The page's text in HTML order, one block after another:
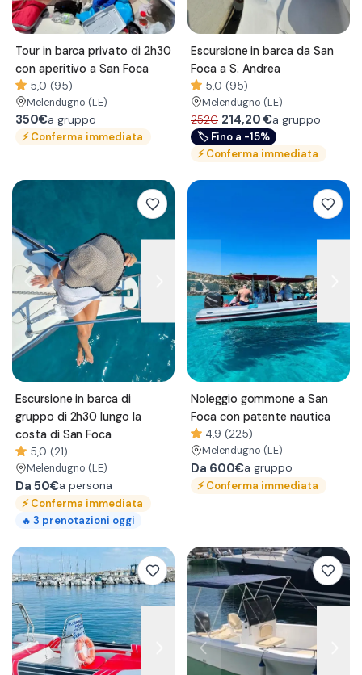
Tour in barca privato di 2h30
con aperitivo a San Foca
5,0 (95)
Melendugno (LE)
350€a gruppo
⚡Conferma immediata
Escursione in barca da San
Foca a S. Andrea
5,0 (95)
Melendugno (LE)
252€ 214,20 €a gruppo
🏷 Fino a -15%
⚡Conferma immediata
Escursione in barca di
gruppo di 2h30 lungo la
costa di San Foca
5,0 (21)
Melendugno (LE)
Da 50€a persona
⚡Conferma immediata
🔥 3 prenotazioni oggi
Noleggio gommone a San
Foca con patente nautica
4,9 (225)
Melendugno (LE)
Da 600€a gruppo
⚡Conferma immediata